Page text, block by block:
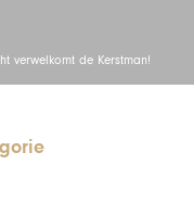
verwelkomt de Kerstman!